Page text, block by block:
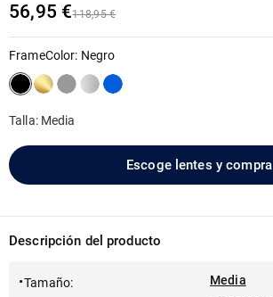
56,95 €118,95 €
FrameColor: Negro
Talla: Media
Escoge lentes y compra
Descripción del producto
Tamaño:
Media